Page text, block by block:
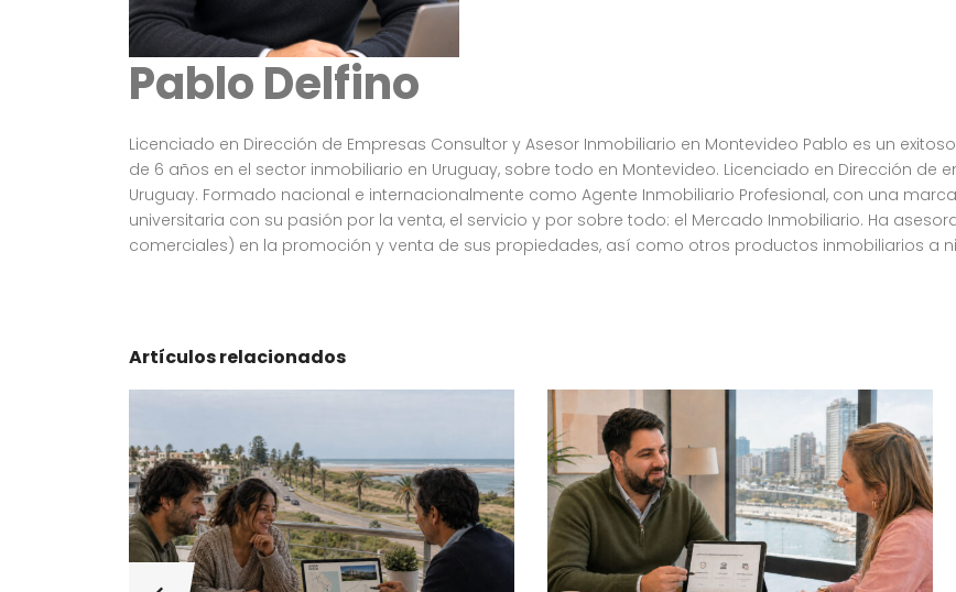
Pablo Delfino
Licenciado en Dirección de Empresas Consultor y Asesor Inmobiliario en Montevideo Pablo es un
de 6 años en el sector inmobiliario en Uruguay, sobre todo en Montevideo. Licenciado en Dirección de
Uruguay. Formado nacional e internacionalmente como Agente Inmobiliario Profesional, con una
universitaria con su pasión por la venta, el servicio y por sobre todo: el Mercado Inmobiliario. Ha
comerciales) en la promoción y venta de sus propiedades, así como otros productos inmobiliarios a
Artículos relacionados